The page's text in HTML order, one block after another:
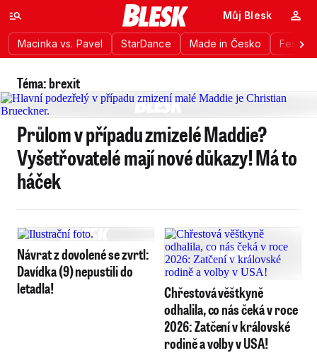
Macinka vs. Pavel StarDance Made in Česko
Můj Blesk
Téma: brexit
Průlom v případu zmizelé Maddie?
Vyšetřovatelé mají nové důkazy! Má to
háček
Návrat z dovolené se zvrtl:
Davídka (9) nepustili do
letadla!
Chřestová věštkyně
odhalila, co nás čeká v roce
2026: Zatčení v královské
rodině a volby v USA!